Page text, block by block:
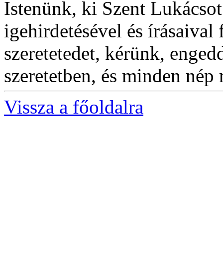
Istenünk, ki Szent
igehirdetésével és
szeretetedet, kérünk,
szeretetben, és minden
Vissza a főoldalra